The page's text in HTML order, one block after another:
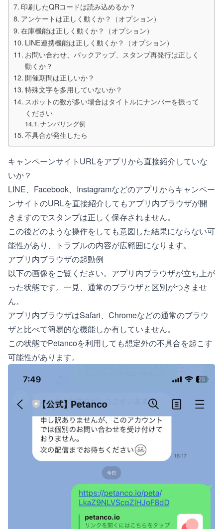
印刷したQRコードは読み込めるか？
アンケートは正しく動くか？（オプション）
在庫機能は正しく動くか？（オプション）
LINE連携機能は正しく動くか？（オプション）
お問い合わせ、バックアップ、スタンプ再発行は正しく
動くか？
開催期間は正しいか？
特殊文字を多用していないか？
スポットの数が多い場合はタイトルにナンバーを振って
ください
ナンバリング例
不具合が発生したら
キャンペーンサイトURLをアプリから直接紹介していな
いか？
LINE、Facebook、Instagramなどのアプリからキャンペー
ンサイトのURLを直接紹介してもアプリ内ブラウザが開
きますのでスタンプは正しく保存されません。
この後どのような操作をしても意図した結果にならない可
能性があり、トラブルの内容が広範囲になります。
アプリ内ブラウザの起動例
以下の画像をご覧ください。アプリ内ブラウザが立ち上が
った状態です。一見、通常のブラウザと区別がつきませ
ん。
アプリ内ブラウザはSafari、Chromeなどの通常のブラウ
ザと比べて簡易的な機能しか有していません。
この状態でPetancoを利用しても想定外の不具合を起こす
可能性があります。